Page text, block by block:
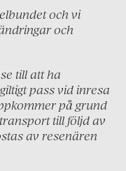
och vi
och
till att ha
pass vid inresa
på grund
till följd av
av resenären